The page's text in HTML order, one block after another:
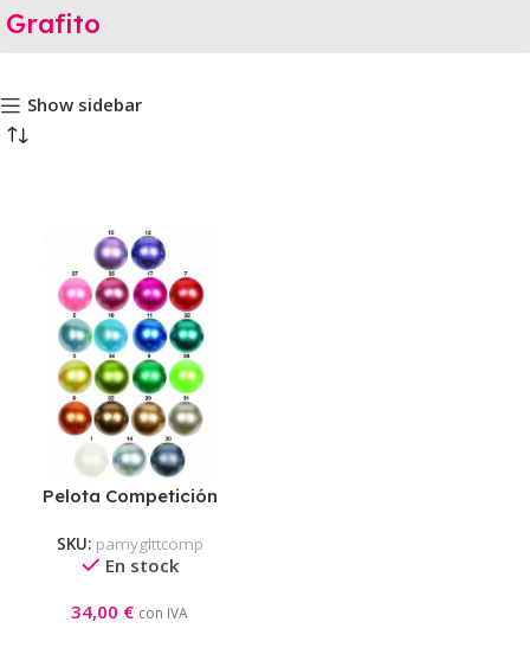
Grafito
Show sidebar
Pelota Competición
Glitter
SKU: pamyglttcomp
En stock
34,00 € con IVA